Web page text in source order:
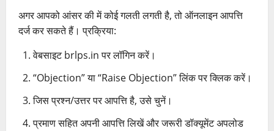
अगर आपको आंसर की में कोई गलती लगती है, तो ऑनलाइन आपत्ति
दर्ज कर सकते हैं। प्रक्रिया:
वेबसाइट brlps.in पर लॉगिन करें।
“Objection” या “Raise Objection” लिंक पर क्लिक करें।
जिस प्रश्न/उत्तर पर आपत्ति है, उसे चुनें।
प्रमाण सहित अपनी आपत्ति लिखें और जरूरी डॉक्यूमेंट अपलोड